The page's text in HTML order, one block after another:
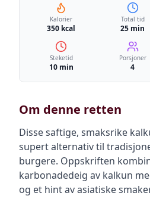
Kalorier
350 kcal
Total tid
25 min
Steketid
10 min
Porsjoner
4
Om denne retten
Disse saftige, smaksrike
supert alternativ til
burgere. Oppskriften
karbonadedeig av kalkun
og et hint av asiatiske